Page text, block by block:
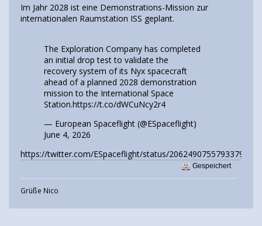
Im Jahr 2028 ist eine Demonstrations-Mission zur
internationalen Raumstation ISS geplant.
The Exploration Company has completed
an initial drop test to validate the
recovery system of its Nyx spacecraft
ahead of a planned 2028 demonstration
mission to the International Space
Station.https://t.co/dWCuNcy2r4
— European Spaceflight (@ESpaceflight)
June 4, 2026
https://twitter.com/ESpaceflight/status/2062490755793379435
Gespeichert
Grüße Nico